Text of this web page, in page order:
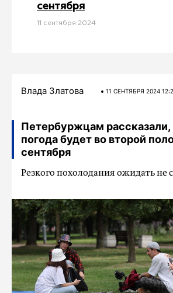
сентября
11 сентября 2024
Влада Златова 11 СЕНТЯБРЯ 2024
Петербуржцам рассказали,
погода будет во второй
сентября
Резкого похолодания ожидать не